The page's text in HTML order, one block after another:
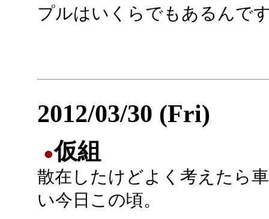
プルはいくらでもあるんで
2012/03/30 (Fri)
●仮組
散在したけどよく考えたら
い今日この頃。